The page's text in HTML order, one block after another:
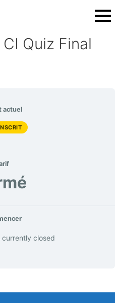
Quiz Final
actuel
currently closed